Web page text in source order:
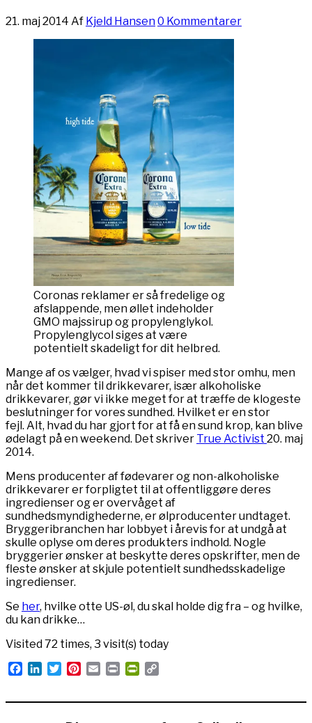
21. maj 2014 Af Kjeld Hansen0 Kommentarer
Coronas reklamer er så fredelige og
afslappende, men øllet indeholder
GMO majssirup og propylenglykol.
Propylenglycol siges at være
potentielt skadeligt for dit helbred.
Mange af os vælger, hvad vi spiser med stor omhu, men
når det kommer til drikkevarer, især alkoholiske
drikkevarer, gør vi ikke meget for at træffe de klogeste
beslutninger for vores sundhed. Hvilket er en stor
fejl. Alt, hvad du har gjort for at få en sund krop, kan blive
ødelagt på en weekend. Det skriver True Activist 20. maj
2014.
Mens producenter af fødevarer og non-alkoholiske
drikkevarer er forpligtet til at offentliggøre deres
ingredienser og er overvåget af
sundhedsmyndighederne, er ølproducenter undtaget.
Bryggeribranchen har lobbyet i årevis for at undgå at
skulle oplyse om deres produkters indhold. Nogle
bryggerier ønsker at beskytte deres opskrifter, men de
fleste ønsker at skjule potentielt sundhedsskadelige
ingredienser.
Se her, hvilke otte US-øl, du skal holde dig fra – og hvilke,
du kan drikke…
Visited 72 times, 3 visit(s) today
Facebook
LinkedIn
TwitterPinterest
EmailPrint PrintFriendly